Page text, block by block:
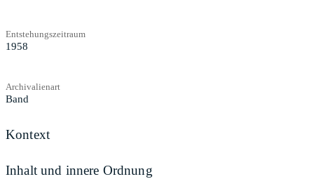
Entstehungszeitraum
1958
Archivalienart
Band
Kontext
Inhalt und innere Ordnung